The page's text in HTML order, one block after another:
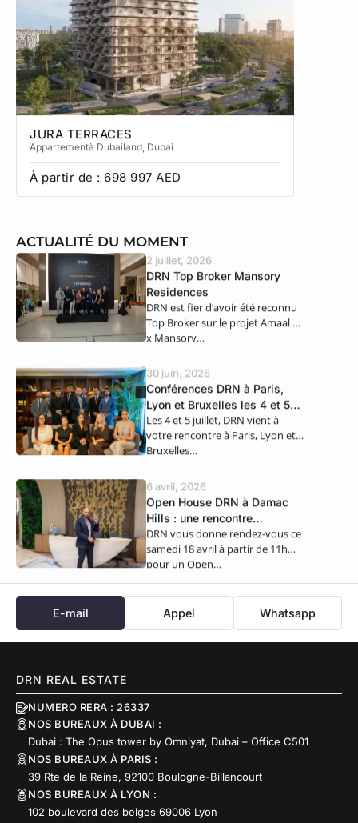
JURA TERRACES
Appartementà Dubailand , Dubai
À partir de : 698 997 AED
ACTUALITÉ DU MOMENT
2 juillet, 2026
DRN Top Broker Mansory
Residences
DRN est fier d’avoir été reconnu
Top Broker sur le projet Amaal 8
x Mansory…
30 juin, 2026
Conférences DRN à Paris,
Lyon et Bruxelles les 4 et 5
juillet
Les 4 et 5 juillet, DRN vient à
votre rencontre à Paris, Lyon et
Bruxelles…
6 avril, 2026
Open House DRN à Damac
Hills : une rencontre
exclusive ce samedi 18 avril
DRN vous donne rendez-vous ce
samedi 18 avril à partir de 11h
pour un Open…
E-mail Appel Whatsapp
DRN REAL ESTATE
NUMERO RERA : 26337
NOS BUREAUX À DUBAI :
Dubai : The Opus tower by Omniyat, Dubai – Office C501
NOS BUREAUX À PARIS :
39 Rte de la Reine, 92100 Boulogne-Billancourt
NOS BUREAUX À LYON :
102 boulevard des belges 69006 Lyon